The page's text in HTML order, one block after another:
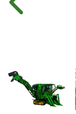
Anterior